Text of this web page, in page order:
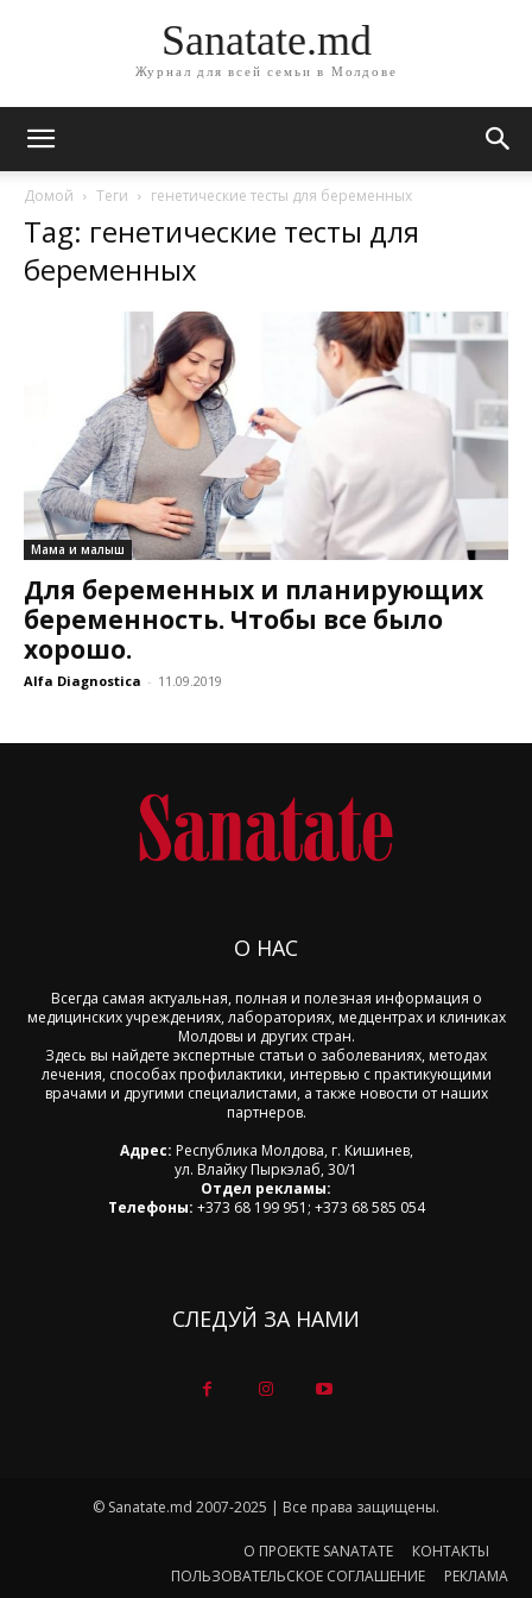
Sanatate.md
Журнал для всей семьи в Молдове
Домой Теги генетические тесты для беременных
Tag: генетические тесты для
беременных
Мама и малыш
Для беременных и планирующих
беременность. Чтобы все было
хорошо.
Alfa Diagnostica - 11.09.2019
О НАС
Всегда самая актуальная, полная и полезная информация о
медицинских учреждениях, лабораториях, медцентрах и клиниках
Молдовы и других стран.
Здесь вы найдете экспертные статьи о заболеваниях, методах
лечения, способах профилактики, интервью с практикующими
врачами и другими специалистами, а также новости от наших
партнеров.
Адрес: Республика Молдова, г. Кишинев,
ул. Влайку Пыркэлаб, 30/1
Отдел рекламы:
Телефоны: +373 68 199 951; +373 68 585 054
СЛЕДУЙ ЗА НАМИ
© Sanatate.md 2007-2025 | Все права защищены.
О ПРОЕКТЕ SANATATE
КОНТАКТЫ
ПОЛЬЗОВАТЕЛЬСКОЕ СОГЛАШЕНИЕ
РЕКЛАМА